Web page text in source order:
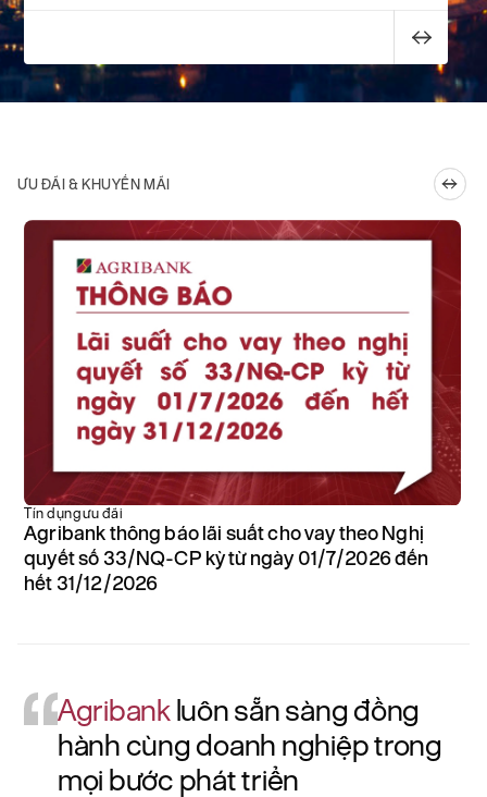
ƯU ĐÃI & KHUYẾN MÃI
Tín dụng ưu đãi
Agribank thông báo lãi suất cho vay theo Nghị
quyết số 33/NQ-CP kỳ từ ngày 01/7/2026 đến
hết 31/12/2026
Agribank luôn sẵn sàng đồng
hành cùng doanh nghiệp trong
mọi bước phát triển